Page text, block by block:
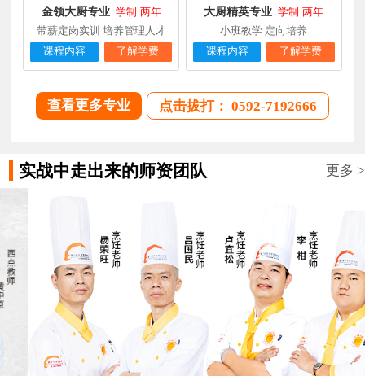
金领大厨专业 学制:两年
带薪定岗实训 培养管理人才
课程内容
了解学费
大厨精英专业 学制:两年
小班教学 定向培养
课程内容
了解学费
查看更多专业 点击拔打： 0592-7192666
实战中走出来的师资团队 更多 >